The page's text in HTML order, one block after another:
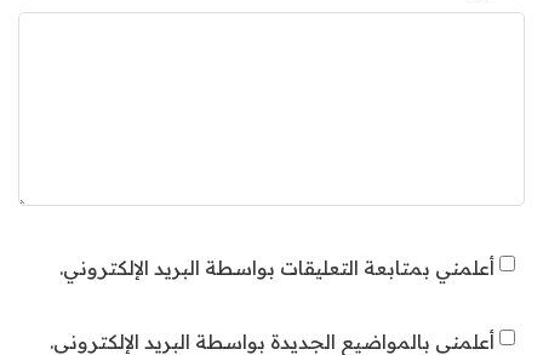
أعلمني بمتابعة التعليقات بواسطة البريد الإلكتروني.
أعلمني بالمواضيع الجديدة بواسطة البريد الإلكتروني.